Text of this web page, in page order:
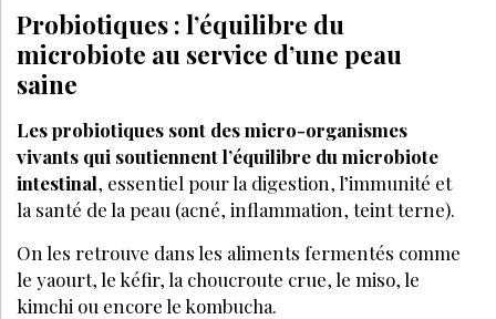
Probiotiques : l’équilibre du
microbiote au service d’une peau
saine
Les probiotiques sont des micro-organismes
vivants qui soutiennent l’équilibre du microbiote
intestinal, essentiel pour la digestion, l’immunité et
la santé de la peau (acné, inflammation, teint terne).
On les retrouve dans les aliments fermentés comme
le yaourt, le kéfir, la choucroute crue, le miso, le
kimchi ou encore le kombucha.